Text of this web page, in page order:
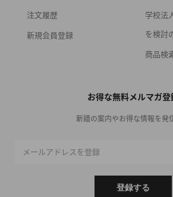
注文履歴
新規会員登録
学校法
を検討
商品検
お得な無料メルマガ登
新譜の案内やお得な情報を発
メールアドレスを登録
登録する